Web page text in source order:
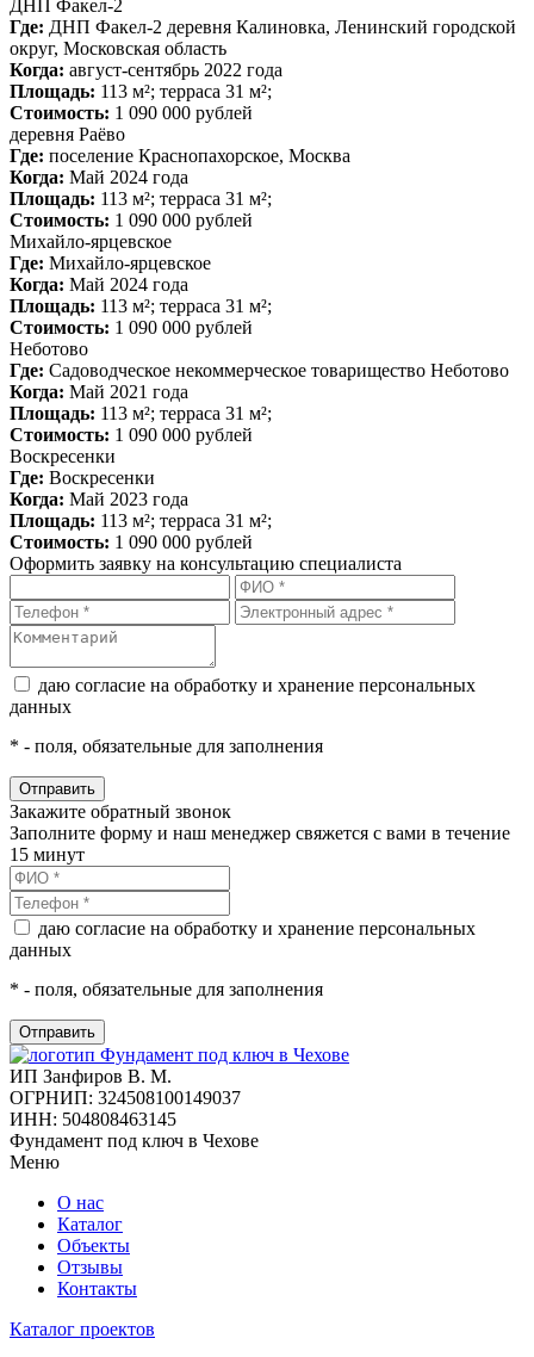
ДНП Факел-2
Где: ДНП Факел-2 деревня Калиновка, Ленинский городской
округ, Московская область
Когда: август-сентябрь 2022 года
Площадь: 113 м²; терраса 31 м²;
Стоимость: 1 090 000 рублей
деревня Раёво
Где: поселение Краснопахорское, Москва
Когда: Май 2024 года
Площадь: 113 м²; терраса 31 м²;
Стоимость: 1 090 000 рублей
Михайло-ярцевское
Где: Михайло-ярцевское
Когда: Май 2024 года
Площадь: 113 м²; терраса 31 м²;
Стоимость: 1 090 000 рублей
Неботово
Где: Садоводческое некоммерческое товарищество Неботово
Когда: Май 2021 года
Площадь: 113 м²; терраса 31 м²;
Стоимость: 1 090 000 рублей
Воскресенки
Где: Воскресенки
Когда: Май 2023 года
Площадь: 113 м²; терраса 31 м²;
Стоимость: 1 090 000 рублей
Оформить заявку на консультацию специалиста
даю согласие на обработку и хранение персональных
данных
* - поля, обязательные для заполнения
Закажите обратный звонок
Заполните форму и наш менеджер свяжется с вами в течение
15 минут
даю согласие на обработку и хранение персональных
данных
* - поля, обязательные для заполнения
ИП Занфиров В. М.
ОГРНИП: 324508100149037
ИНН: 504808463145
Фундамент под ключ в Чехове
Меню
О нас
Каталог
Объекты
Отзывы
Контакты
Каталог проектов